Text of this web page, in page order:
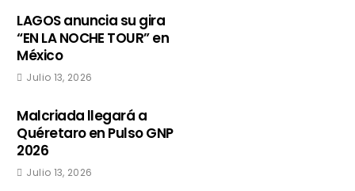
LAGOS anuncia su gira
“EN LA NOCHE TOUR” en
México
Julio 13, 2026
Malcriada llegará a
Quéretaro en Pulso GNP
2026
Julio 13, 2026